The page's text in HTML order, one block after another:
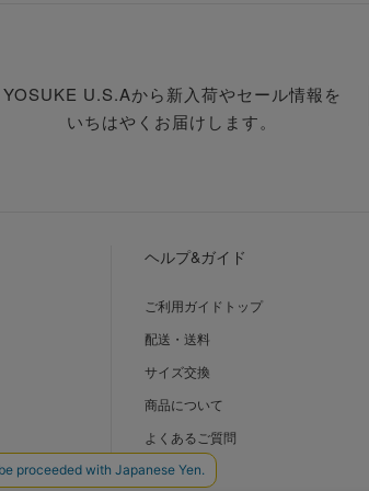
YOSUKE U.S.Aから新入荷やセール情報を
いちはやくお届けします。
ヘルプ&ガイド
ご利用ガイドトップ
配送・送料
サイズ交換
商品について
よくあるご質問